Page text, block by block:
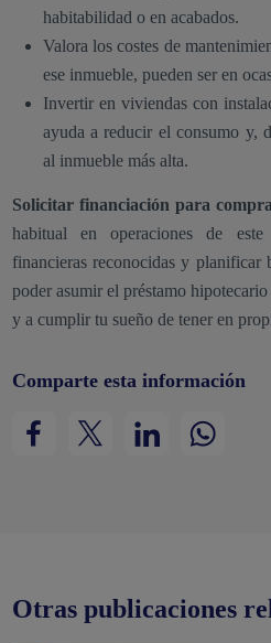
habitabilidad o en acabados.
Valora los costes de
ese inmueble, pueden ser en
Invertir en viviendas con
ayuda a reducir el consumo y,
al inmueble más alta.
Solicitar financiación para
habitual en operaciones de
financieras reconocidas y planificar
poder asumir el préstamo
y a cumplir tu sueño de tener en
Comparte esta información
Otras publicaciones